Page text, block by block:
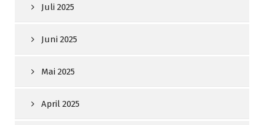
Juli 2025
Juni 2025
Mai 2025
April 2025